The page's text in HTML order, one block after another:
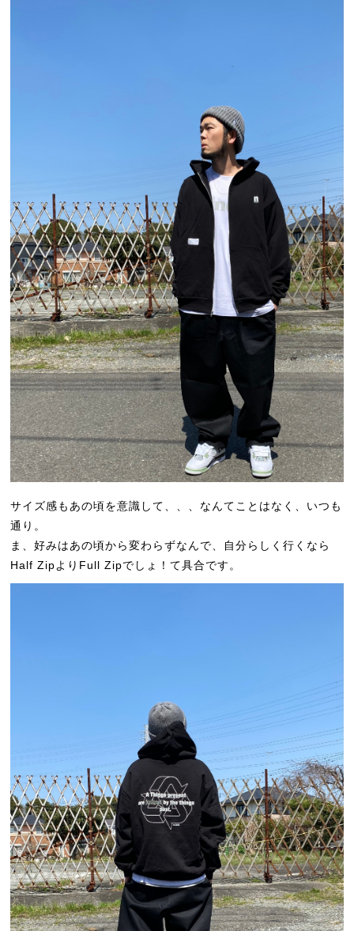
サイズ感もあの頃を意識して、、、なんてことはなく、いつも
通り。
ま、好みはあの頃から変わらずなんで、自分らしく行くなら
Half ZipよりFull Zipでしょ！て具合です。